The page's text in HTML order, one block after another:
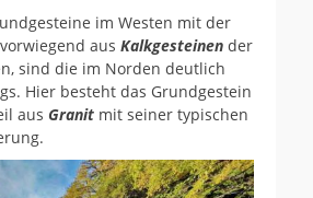
im Westen mit der
vorwiegend aus Kalkgesteinen der
sind die im Norden deutlich
Hier besteht das Grundgestein
aus Granit mit seiner typischen